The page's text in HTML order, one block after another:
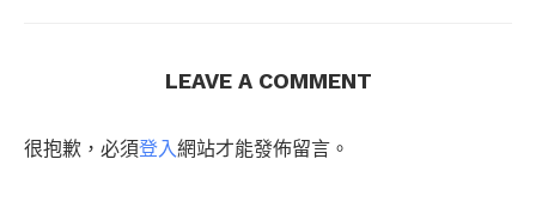
LEAVE A COMMENT
很抱歉，必須登入網站才能發佈留言。